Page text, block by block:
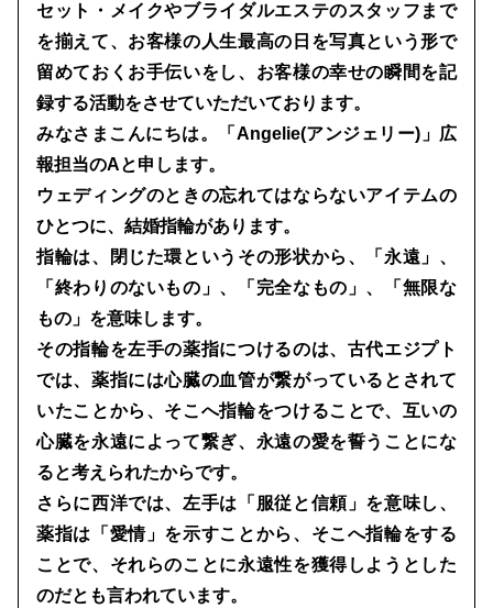
セット・メイクやブライダルエステのスタッフまで
を揃えて、お客様の人生最高の日を写真という形で
留めておくお手伝いをし、お客様の幸せの瞬間を記
録する活動をさせていただいております。
みなさまこんにちは。「Angelie(アンジェリー)」広
報担当のAと申します。
ウェディングのときの忘れてはならないアイテムの
ひとつに、結婚指輪があります。
指輪は、閉じた環というその形状から、「永遠」、
「終わりのないもの」、「完全なもの」、「無限な
もの」を意味します。
その指輪を左手の薬指につけるのは、古代エジプト
では、薬指には心臓の血管が繋がっているとされて
いたことから、そこへ指輪をつけることで、互いの
心臓を永遠によって繋ぎ、永遠の愛を誓うことにな
ると考えられたからです。
さらに西洋では、左手は「服従と信頼」を意味し、
薬指は「愛情」を示すことから、そこへ指輪をする
ことで、それらのことに永遠性を獲得しようとした
のだとも言われています。